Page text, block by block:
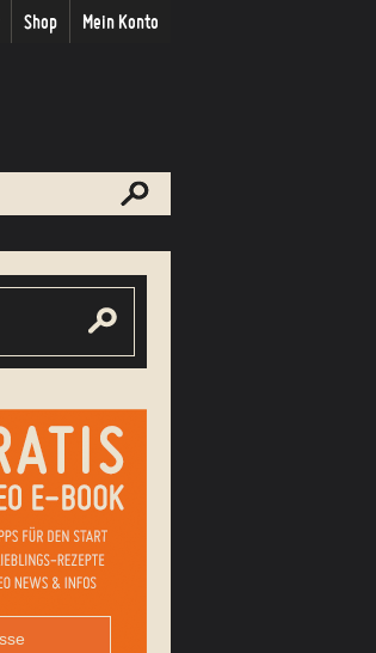
Shop Mein Konto